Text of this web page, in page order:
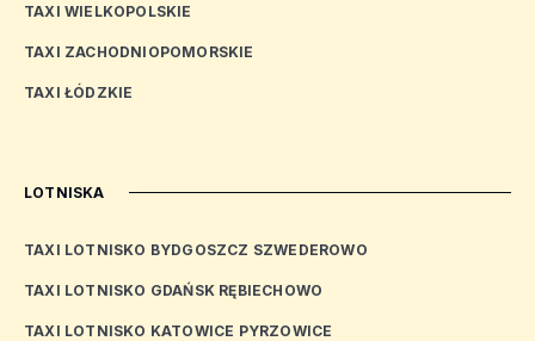
TAXI WIELKOPOLSKIE
TAXI ZACHODNIOPOMORSKIE
TAXI ŁÓDZKIE
LOTNISKA
TAXI LOTNISKO BYDGOSZCZ SZWEDEROWO
TAXI LOTNISKO GDAŃSK RĘBIECHOWO
TAXI LOTNISKO KATOWICE PYRZOWICE